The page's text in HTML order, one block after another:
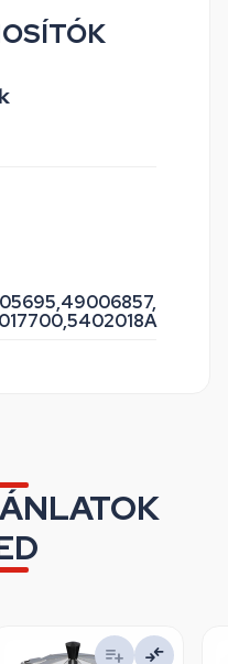
49006857,
5402018A